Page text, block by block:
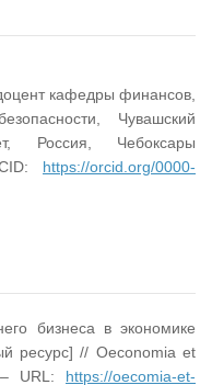
кафедры финансов,
Чувашский
Россия, Чебоксары
https://orcid.org/0000-
бизнеса в экономике
ресурс] // Oeconomia et
URL: https://oecomia-et-